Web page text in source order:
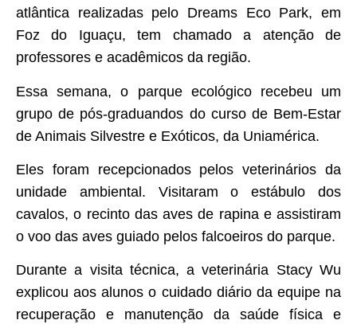
atlântica realizadas pelo Dreams Eco Park, em
Foz do Iguaçu, tem chamado a atenção de
professores e acadêmicos da região.
Essa semana, o parque ecológico recebeu um
grupo de pós-graduandos do curso de Bem-Estar
de Animais Silvestre e Exóticos, da Uniamérica.
Eles foram recepcionados pelos veterinários da
unidade ambiental. Visitaram o estábulo dos
cavalos, o recinto das aves de rapina e assistiram
o voo das aves guiado pelos falcoeiros do parque.
Durante a visita técnica, a veterinária Stacy Wu
explicou aos alunos o cuidado diário da equipe na
recuperação e manutenção da saúde física e